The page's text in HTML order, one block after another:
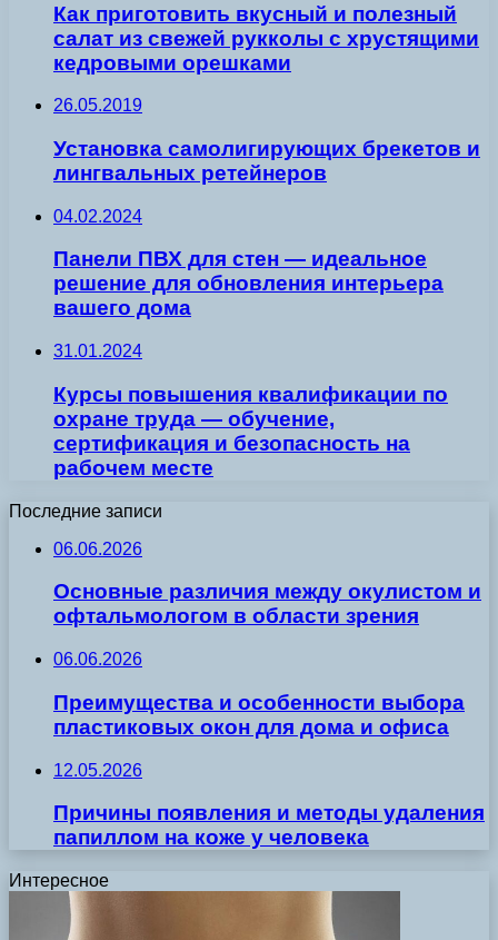
Как приготовить вкусный и полезный
салат из свежей рукколы с хрустящими
кедровыми орешками
26.05.2019
Установка самолигирующих брекетов и
лингвальных ретейнеров
04.02.2024
Панели ПВХ для стен — идеальное
решение для обновления интерьера
вашего дома
31.01.2024
Курсы повышения квалификации по
охране труда — обучение,
сертификация и безопасность на
рабочем месте
Последние записи
06.06.2026
Основные различия между окулистом и
офтальмологом в области зрения
06.06.2026
Преимущества и особенности выбора
пластиковых окон для дома и офиса
12.05.2026
Причины появления и методы удаления
папиллом на коже у человека
Интересное